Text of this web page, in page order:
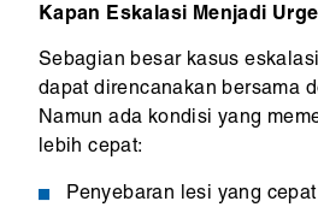
Kapan Eskalasi Menjadi
Sebagian besar kasus
dapat direncanakan bersama
Namun ada kondisi yang
lebih cepat:
Penyebaran lesi yang